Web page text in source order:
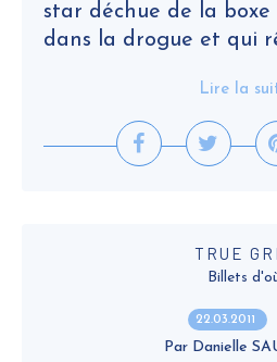
star déchue de la
dans la drogue et qui
Lire la
TRUE
Billets
22.03.2011
Par Danielle